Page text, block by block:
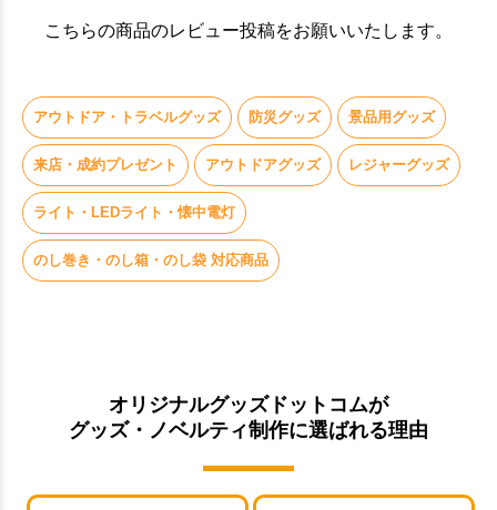
お買い物を続ける カートへ進む
こちらの商品のレビュー投稿をお願いいたします。
アウトドア・トラベルグッズ 防災グッズ 景品用グッズ
来店・成約プレゼント アウトドアグッズ レジャーグッズ
ライト・LEDライト・懐中電灯
のし巻き・のし箱・のし袋 対応商品
オリジナルグッズドットコムが
グッズ・ノベルティ制作に選ばれる理由